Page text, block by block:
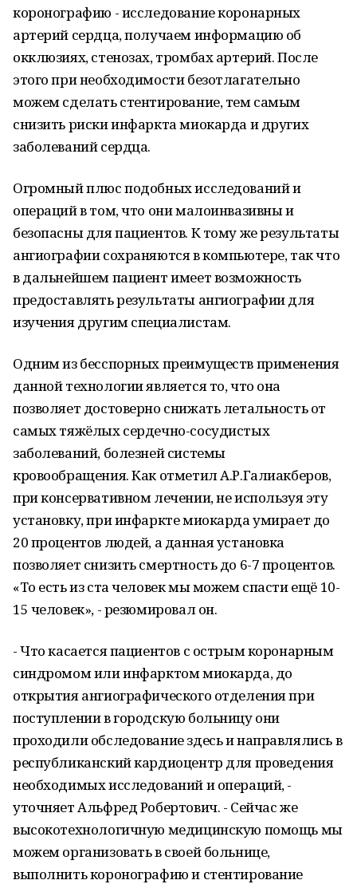
коронографию - исследование коронарных
артерий сердца, получаем информацию об
окклюзиях, стенозах, тромбах артерий. После
этого при необходимости безотлагательно
можем сделать стентирование, тем самым
снизить риски инфаркта миокарда и других
заболеваний сердца.
Огромный плюс подобных исследований и
операций в том, что они малоинвазивны и
безопасны для пациентов. К тому же результаты
ангиографии сохраняются в компьютере, так что
в дальнейшем пациент имеет возможность
предоставлять результаты ангиографии для
изучения другим специалистам.
Одним из бесспорных преимуществ применения
данной технологии является то, что она
позволяет достоверно снижать летальность от
самых тяжёлых сердечно-сосудистых
заболеваний, болезней системы
кровообращения. Как отметил А.Р.Галиакберов,
при консервативном лечении, не используя эту
установку, при инфаркте миокарда умирает до
20 процентов людей, а данная установка
позволяет снизить смертность до 6-7 процентов.
«То есть из ста человек мы можем спасти ещё 10-
15 человек», - резюмировал он.
- Что касается пациентов с острым коронарным
синдромом или инфарктом миокарда, до
открытия ангиографического отделения при
поступлении в городскую больницу они
проходили обследование здесь и направлялись в
республиканский кардиоцентр для проведения
необходимых исследований и операций, -
уточняет Альфред Робертович. - Сейчас же
высокотехнологичную медицинскую помощь мы
можем организовать в своей больнице,
выполнить коронографию и стентирование